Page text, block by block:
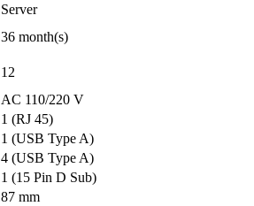
Server
36 month(s)
12
AC 110/220 V
1 (RJ 45)
1 (USB Type A)
4 (USB Type A)
1 (15 Pin D Sub)
87 mm